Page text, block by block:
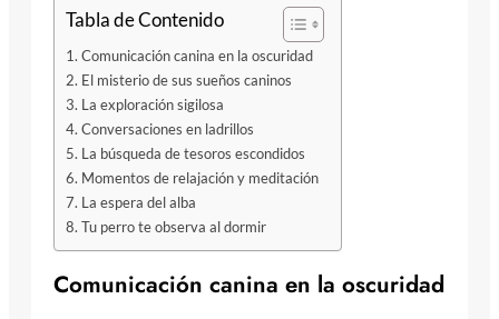
Tabla de Contenido
Comunicación canina en la oscuridad
El misterio de sus sueños caninos
La exploración sigilosa
Conversaciones en ladrillos
La búsqueda de tesoros escondidos
Momentos de relajación y meditación
La espera del alba
Tu perro te observa al dormir
Comunicación canina en la oscuridad